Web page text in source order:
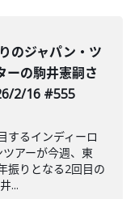
のジャパン・ツ
ーの駒井憲嗣さ
2/16 #555
するインディーロ
アーが今週、東
振りとなる2回目の
...